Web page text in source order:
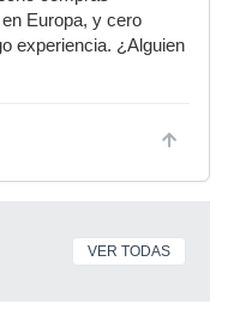
Europa, y cero
experiencia. ¿Alguien
VER TODAS